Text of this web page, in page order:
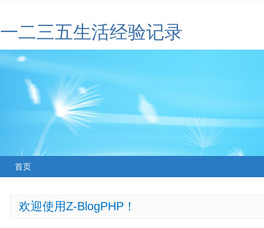
一二三五生活经验记录
首页
欢迎使用Z-BlogPHP！